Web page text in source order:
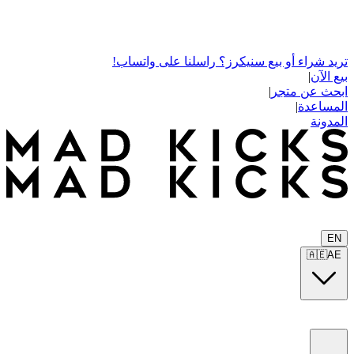
تريد شراء أو بيع سنيكرز؟ راسلنا على واتساب!
بيع الآن|
ابحث عن متجر |
المساعدة|
المدونة
EN
🇦🇪AE